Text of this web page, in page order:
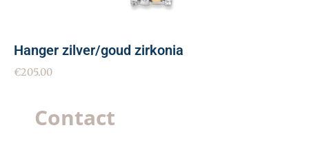
Hanger zilver/goud zirkonia
€205.00
Contact